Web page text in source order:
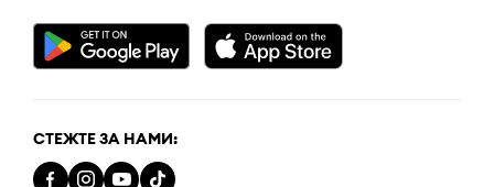
СТЕЖТЕ ЗА НАМИ: